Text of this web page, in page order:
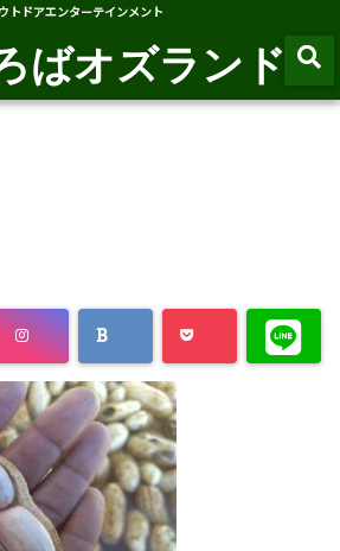
トドアエンターテインメント
ばオズランド